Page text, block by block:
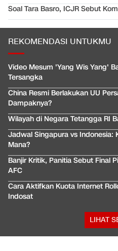
Soal Tara Basro, ICJR Sebut
REKOMENDASI UNTUKMU
Video Mesum 'Yang Wis Yang'
Tersangka
China Resmi Berlakukan UU
Dampaknya?
Wilayah di Negara Tetangga RI
Jadwal Singapura vs Indonesia:
Mana?
Banjir Kritik, Panitia Sebut Final
AFC
Cara Aktifkan Kuota Internet
Indosat
LIHAT